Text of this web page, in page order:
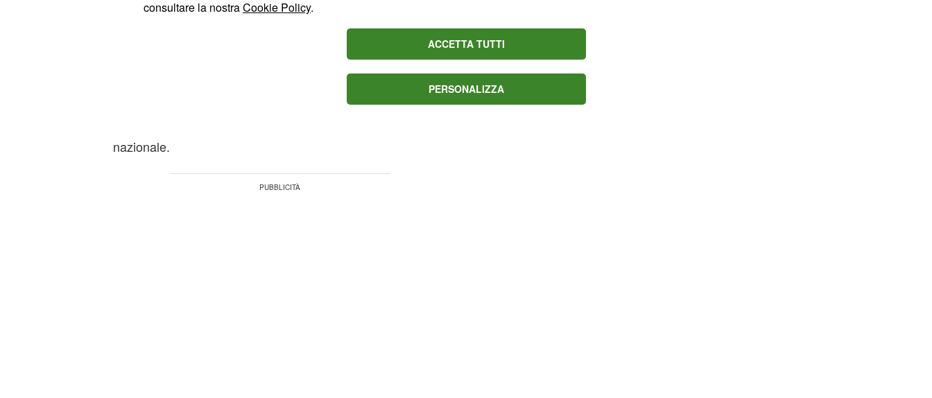
Francesca Scola, Ilaria Spirito, Eleonora Fersino, Stella
, Loveth Omoruyi, Alice Tanase,
tecnico di proseguire nel lavoro di valutazione e crescita del
nazionale.
consultare la nostraCookie Policy.
ACCETTA TUTTI
PERSONALIZZA